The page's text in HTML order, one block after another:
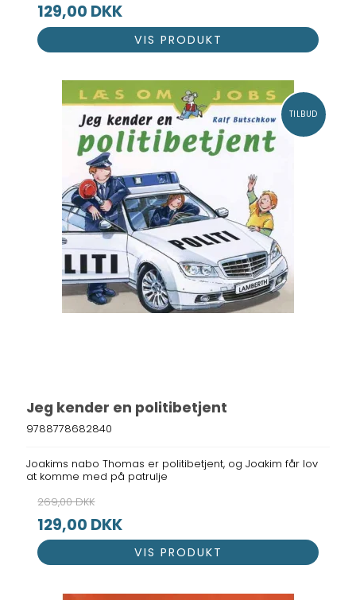
129,00 DKK
VIS PRODUKT
TILBUD
Jeg kender en politibetjent
9788778682840
Joakims nabo Thomas er politibetjent, og Joakim får lov
at komme med på patrulje
269,00 DKK
129,00 DKK
VIS PRODUKT